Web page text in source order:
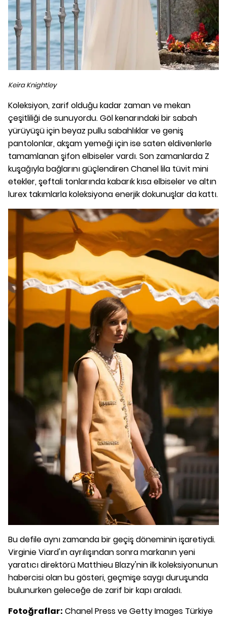
Keira Knightley
Koleksiyon, zarif olduğu kadar zaman ve mekan
çeşitliliği de sunuyordu. Göl kenarındaki bir sabah
yürüyüşü için beyaz pullu sabahlıklar ve geniş
pantolonlar, akşam yemeği için ise saten eldivenlerle
tamamlanan şifon elbiseler vardı. Son zamanlarda Z
kuşağıyla bağlarını güçlendiren Chanel lila tüvit mini
etekler, şeftali tonlarında kabarık kısa elbiseler ve altın
lurex takımlarla koleksiyona enerjik dokunuşlar da kattı.
Bu defile aynı zamanda bir geçiş döneminin işaretiydi.
Virginie Viard'ın ayrılışından sonra markanın yeni
yaratıcı direktörü Matthieu Blazy'nin ilk koleksiyonunun
habercisi olan bu gösteri, geçmişe saygı duruşunda
bulunurken geleceğe de zarif bir kapı araladı.
Fotoğraflar: Chanel Press ve Getty Images Türkiye